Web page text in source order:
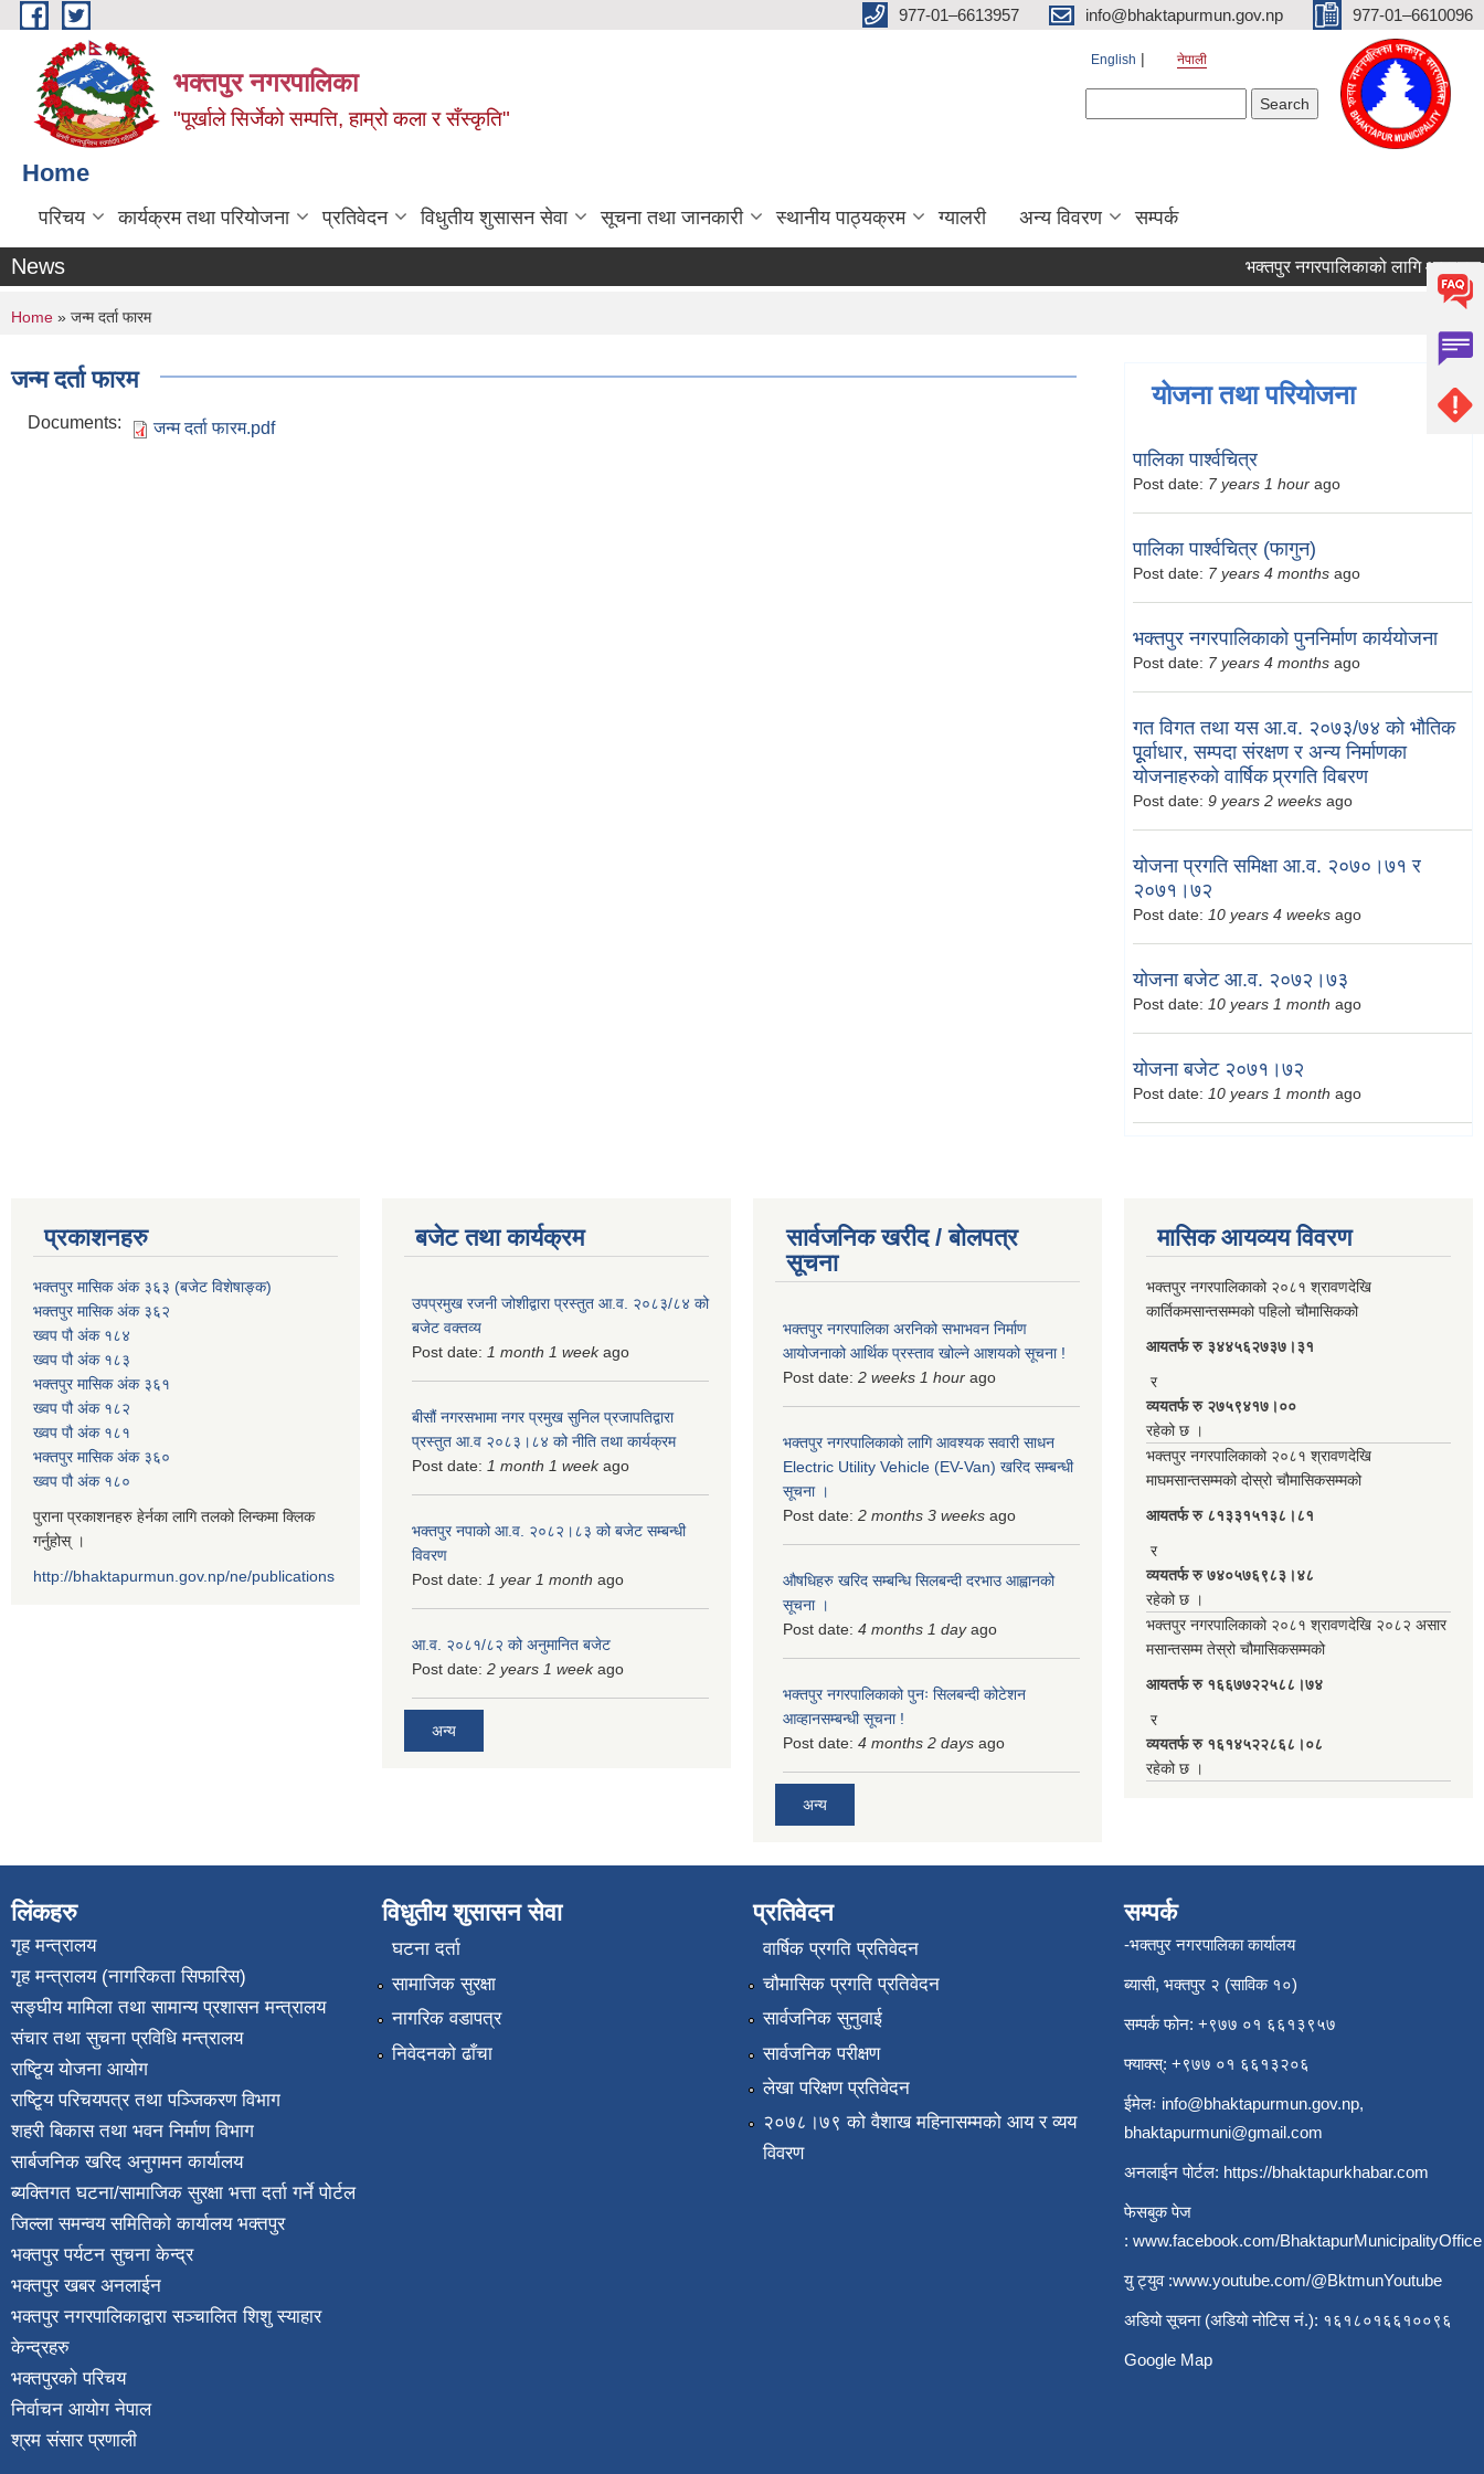
Skip to main content 977-01–6613957 info@bhaktapurmun.gov.np 977-01–6610096
भक्तपुर नगरपालिका
"पूर्खाले सिर्जेको सम्पत्ति, हाम्रो कला र सँस्कृति"
English नेपाली
Home
परिचय कार्यक्रम तथा परियोजना प्रतिवेदन विधुतीय शुसासन सेवा सूचना तथा जानकारी स्थानीय पाठ्यक्रम ग्यालरी अन्य विवरण सम्पर्क
News भक्तपुर नगरपालिकाको लागि आवश्यक
You are here
Home » जन्म दर्ता फारम
जन्म दर्ता फारम
Documents: जन्म दर्ता फारम.pdf
योजना तथा परियोजना
पालिका पार्श्वचित्र
Post date: 7 years 1 hour ago
पालिका पार्श्वचित्र (फागुन)
Post date: 7 years 4 months ago
भक्तपुर नगरपालिकाको पुननिर्माण कार्ययोजना
Post date: 7 years 4 months ago
गत विगत तथा यस आ.व. २०७३/७४ को भौतिक
पूूर्वाधार, सम्पदा संरक्षण र अन्य निर्माणका
योजनाहरुको वार्षिक प्र्रगति विबरण
Post date: 9 years 2 weeks ago
योजना प्रगति समिक्षा आ.व. २०७०।७१ र
२०७१।७२
Post date: 10 years 4 weeks ago
योजना बजेट आ.व. २०७२।७३
Post date: 10 years 1 month ago
योजना बजेट २०७१।७२
Post date: 10 years 1 month ago
प्रकाशनहरु
भक्तपुर मासिक अंक ३६३ (बजेट विशेषाङ्क)
भक्तपुर मासिक अंक ३६२
ख्वप पौ अंक १८४
ख्वप पौ अंक १८३
भक्तपुर मासिक अंक ३६१
ख्वप पौ अंक १८२
ख्वप पौ अंक १८१
भक्तपुर मासिक अंक ३६०
ख्वप पौ अंक १८०
पुराना प्रकाशनहरु हेर्नका लागि तलको लिन्कमा क्लिक
गर्नुहोस् ।
http://bhaktapurmun.gov.np/ne/publications
बजेट तथा कार्यक्रम
उपप्रमुख रजनी जोशीद्वारा प्रस्तुत आ.व. २०८३/८४ को
बजेट वक्तव्य
Post date: 1 month 1 weekago
बीसौं नगरसभामा नगर प्रमुख सुनिल प्रजापतिद्वारा
प्रस्तुत आ.व‍ २०८३।८४ को नीति तथा कार्यक्रम
Post date: 1 month 1 weekago
भक्तपुर नपाको आ.व. २०८२।८३ को बजेट सम्बन्धी
विवरण
Post date: 1 year 1 month ago
आ.व. २०८१/८२ को अनुमानित बजेट
Post date: 2 years 1 weekago
अन्य
सार्वजनिक खरीद / बोलपत्र
सूचना
भक्तपुर नगरपालिका अरनिको सभाभवन निर्माण
आयोजनाको आर्थिक प्रस्ताव खोल्ने आशयको सूचना !
Post date: 2 weeks 1 hour ago
भक्तपुर नगरपालिकाकाे लागि आवश्यक सवारी साधन
Electric Utility Vehicle (EV-Van) खरिद सम्बन्धी
सूचना ।
Post date: 2 months 3 weeks ago
औषधिहरु खरिद सम्बन्धि सिलबन्दी दरभाउ आह्वानको
सूचना ।
Post date: 4 months 1 dayago
भक्तपुर नगरपालिकाको पुनः सिलबन्दी कोटेशन
आव्हानसम्बन्धी सूचना !
Post date: 4 months 2 days ago
अन्य
मासिक आयव्यय विवरण
भक्तपुर नगरपालिकाको २०८१ श्रावणदेखि
कार्तिकमसान्तसम्मको पहिलो चौमासिकको
आयतर्फ रु‌ ३४४५६२७३७।३१
र
व्ययतर्फ रु २७५९४१७।००
रहेको छ ।
भक्तपुर नगरपालिकाको २०८१ श्रावणदेखि
माघमसान्तसम्मको दोस्रो चौमासिकसम्मको
आयतर्फ रु‌ ८१३३१५१३८।८१
र
व्ययतर्फ रु ७४०५७६९८३।४८
रहेको छ ।
भक्तपुर नगरपालिकाको २०८१ श्रावणदेखि २०८२ असार
मसान्तसम्म तेस्रो चौमासिकसम्मको
आयतर्फ रु‌ १६६७७२२५८८।७४
र
व्ययतर्फ रु १६१४५२२८६८।०८
रहेको छ ।
लिंकहरु
गृह मन्त्रालय
गृह मन्त्रालय (नागरिकता सिफारिस)
सङ्घीय मामिला तथा सामान्य प्रशासन मन्त्रालय
संचार तथा सुचना प्रविधि मन्त्रालय
राष्टि्ृय योजना आयोग
राष्टि्ृय परिचयपत्र तथा पञ्जिकरण विभाग
शहरी बिकास तथा भवन निर्माण विभाग
सार्बजनिक खरिद अनुगमन कार्यालय
ब्यक्तिगत घटना/सामाजिक सुरक्षा भत्ता दर्ता गर्ने पोर्टल
जिल्ला समन्वय समितिको कार्यालय भक्तपुर
भक्तपुर पर्यटन सुचना केन्द्र
भक्तपुर खबर अनलाईन
भक्तपुर नगरपालिकाद्वारा सञ्चालित शिशु स्याहार
केन्द्रहरु
भक्तपुरकाे परिचय
निर्वाचन आयोग नेपाल
श्रम संसार प्रणाली
विधुतीय शुसासन सेवा
घटना दर्ता
सामाजिक सुरक्षा
नागरिक वडापत्र
निवेदनको ढाँचा
प्रतिवेदन
वार्षिक प्रगति प्रतिवेदन
चौमासिक प्रगति प्रतिवेदन
सार्वजनिक सुनुवाई
सार्वजनिक परीक्षण
लेखा परिक्षण प्रतिवेदन
२०७८।७९ को वैशाख महिनासम्मको आय र व्यय
विवरण
सम्पर्क
-भक्तपुर नगरपालिका कार्यालय
ब्यासी, भक्तपुर २ (साविक १०)
सम्पर्क फोन: +९७७ ०१ ६६१३९५७
फ्याक्स्: +९७७ ०१ ६६१३२०६
ईमेलः info@bhaktapurmun.gov.np,
bhaktapurmuni@gmail.com
अनलाईन पोर्टल: https://bhaktapurkhabar.com
फेसबुक पेज
: www.facebook.com/BhaktapurMunicipalityOffice
यु ट्युव :www.youtube.com/@BktmunYoutube
अडियो सूचना (अडियो नोटिस नं.): १६१८०१६६१००९६
Google Map